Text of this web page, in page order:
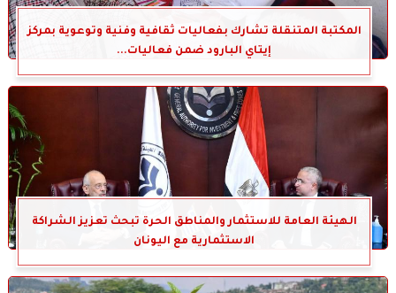
المكتبة المتنقلة تشارك بفعاليات ثقافية وفنية وتوعوية بمركز
إيتاي البارود ضمن فعاليات...
الهيئة العامة للاستثمار والمناطق الحرة تبحث تعزيز الشراكة
الاستثمارية مع اليونان